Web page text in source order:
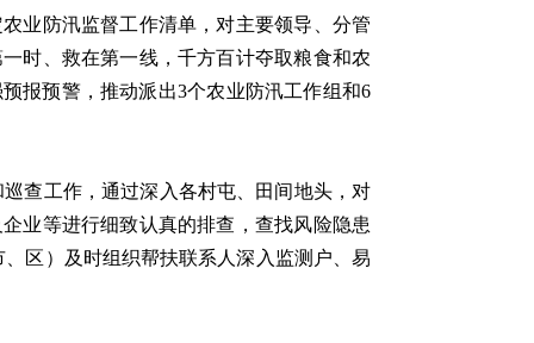
业防汛监督工作清单，对主要领导、分管
时、救在第一线，千方百计夺取粮食和农
报预警，推动派出3个农业防汛工作组和6
查工作，通过深入各村屯、田间地头，对
业等进行细致认真的排查，查找风险隐患
区）及时组织帮扶联系人深入监测户、易